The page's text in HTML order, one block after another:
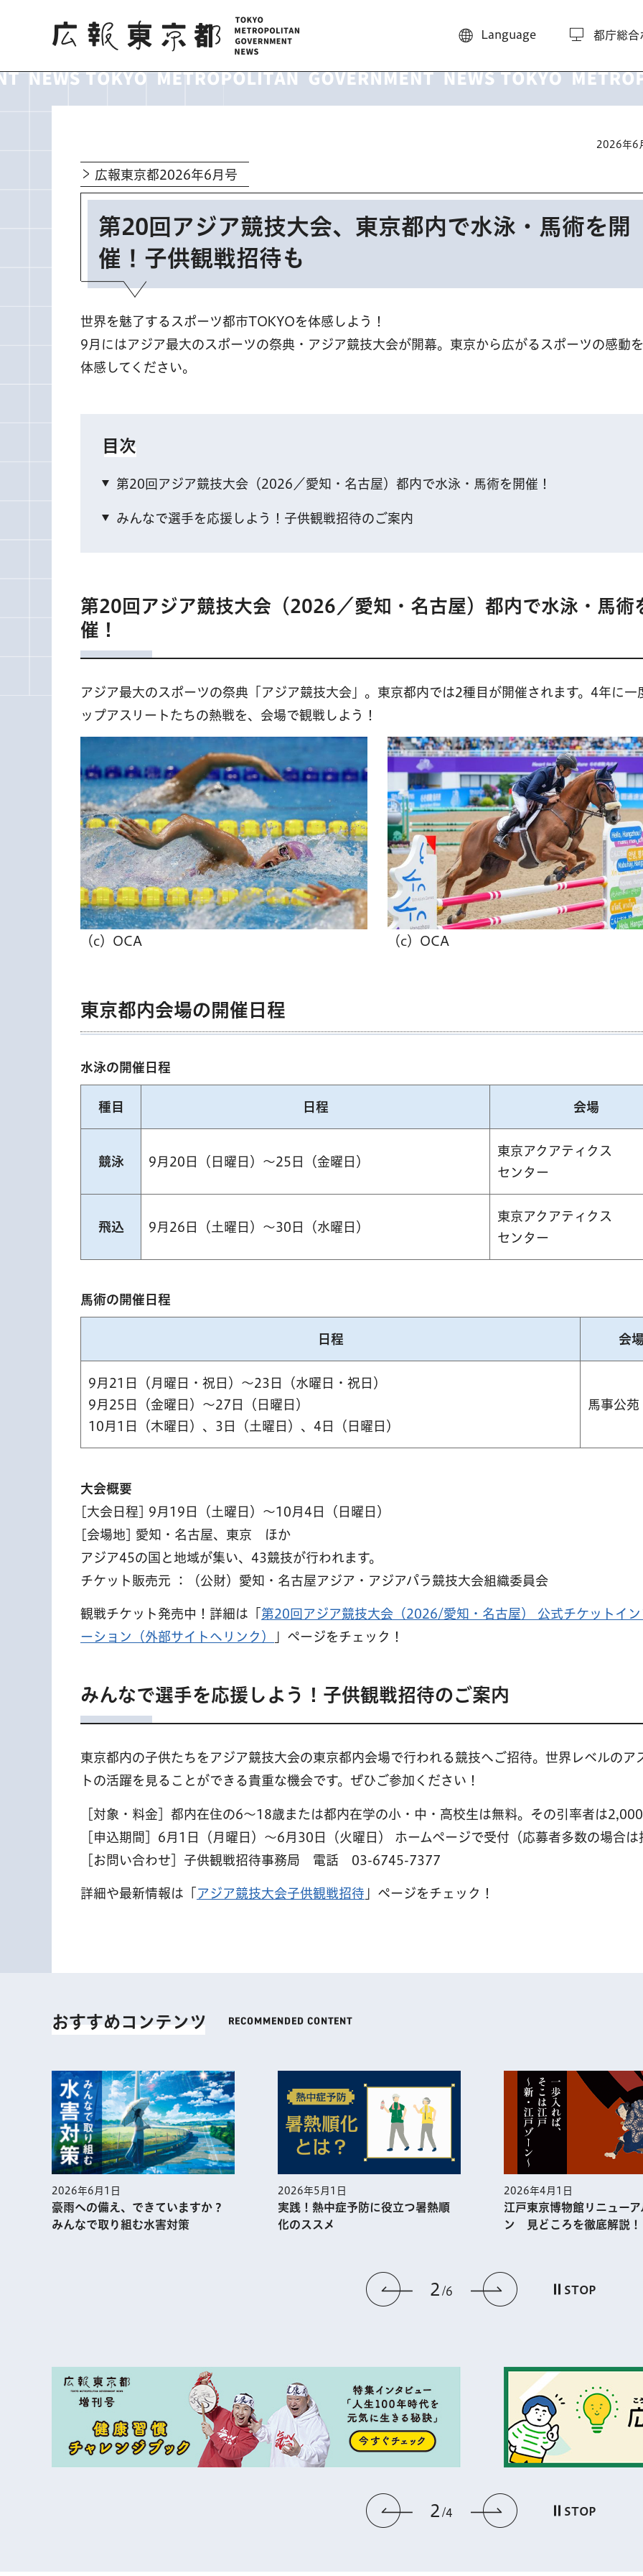
広報東京都
Language 都庁総合
2026年6
広報東京都2026年6月号
第20回アジア競技大会、東京都内で水泳・馬術を開
催！子供観戦招待も
世界を魅了するスポーツ都市TOKYOを体感しよう！
9月にはアジア最大のスポーツの祭典・アジア競技大会が開幕。東京から広がるスポーツの感動
体感してください。
目次
第20回アジア競技大会（2026／愛知・名古屋）都内で水泳・馬術を開催！
みんなで選手を応援しよう！子供観戦招待のご案内
第20回アジア競技大会（2026／愛知・名古屋）都内で水泳・馬術
催！
アジア最大のスポーツの祭典「アジア競技大会」。東京都内では2種目が開催されます。4年に一
ップアスリートたちの熱戦を、会場で観戦しよう！
（c）OCA （c）OCA
東京都内会場の開催日程
水泳の開催日程
種目 日程 会場
競泳 9月20日（日曜日）～25日（金曜日）
東京アクアティクス
センター
飛込 9月26日（土曜日）～30日（水曜日）
東京アクアティクス
センター
馬術の開催日程
日程 会
9月21日（月曜日・祝日）～23日（水曜日・祝日）
9月25日（金曜日）～27日（日曜日）
10月1日（木曜日）、3日（土曜日）、4日（日曜日）
馬事公苑
大会概要
[大会日程] 9月19日（土曜日）～10月4日（日曜日）
[会場地] 愛知・名古屋、東京 ほか
アジア45の国と地域が集い、43競技が行われます。
チケット販売元 ：（公財）愛知・名古屋アジア・アジアパラ競技大会組織委員会
観戦チケット発売中！詳細は「 第20回アジア競技大会（2026/愛知・名古屋） 公式チケットイン
ーション（外部サイトへリンク）
」ページをチェック！
みんなで選手を応援しよう！子供観戦招待のご案内
東京都内の子供たちをアジア競技大会の東京都内会場で行われる競技へご招待。世界レベルのア
トの活躍を見ることができる貴重な機会です。ぜひご参加ください！
［対象・料金］都内在住の6～18歳または都内在学の小・中・高校生は無料。その引率者は
［申込期間］6月1日（月曜日）～6月30日（火曜日） ホームページで受付（応募者多数の場合は
［お問い合わせ］子供観戦招待事務局 電話 03-6745-7377
詳細や最新情報は「 アジア競技大会子供観戦招待 」ページをチェック！
おすすめコンテンツ
前のスライドを表示
2 6 次のスライド
STOP
2026年6月1日
豪雨への備え、できていますか？
みんなで取り組む水害対策
2026年5月1日
実践！熱中症予防に役⽴つ暑熱順
化のススメ
2026年4月1日
江戸東京博物館リニューア
ン 見どころを徹底解説！
前のスライドを表示
2 4 次のスライド
STOP